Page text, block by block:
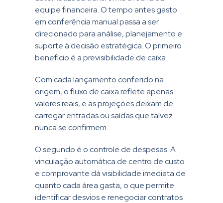
equipe financeira. O tempo antes gasto
em conferência manual passa a ser
direcionado para análise, planejamento e
suporte à decisão estratégica. O primeiro
benefício é a previsibilidade de caixa.
Com cada lançamento conferido na
origem, o fluxo de caixa reflete apenas
valores reais, e as projeções deixam de
carregar entradas ou saídas que talvez
nunca se confirmem.
O segundo é o controle de despesas. A
vinculação automática de centro de custo
e comprovante dá visibilidade imediata de
quanto cada área gasta, o que permite
identificar desvios e renegociar contratos